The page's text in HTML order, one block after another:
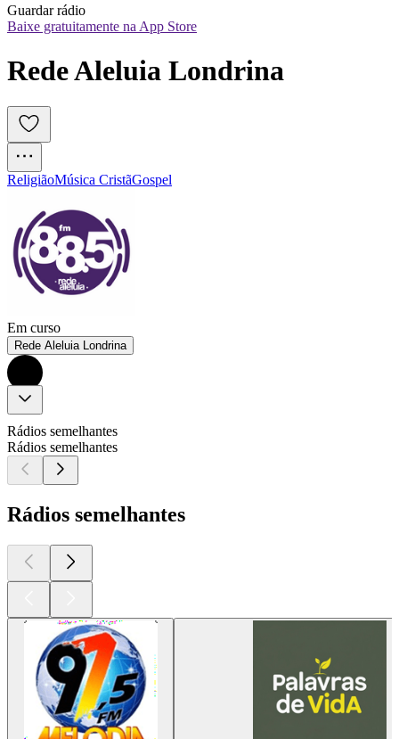
Guardar rádio
Baixe gratuitamente na App Store
Rede Aleluia Londrina
ReligiãoMúsica CristãGospel
Em curso
Rede Aleluia Londrina
Rádios semelhantes
Rádios semelhantes
Rádios semelhantes